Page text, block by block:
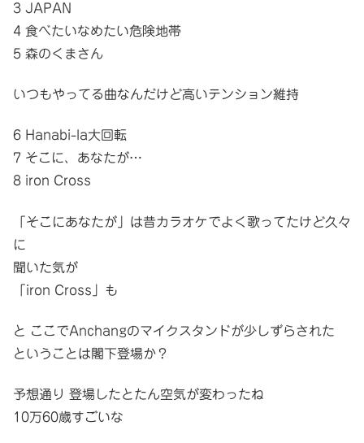
3 JAPAN
4 食べたいなめたい危険地帯
5 森のくまさん
いつもやってる曲なんだけど高いテンション維持
6 Hanabi-la大回転
7 そこに、あなたが…
8 iron Cross
「そこにあなたが」は昔カラオケでよく歌ってたけど久々
に
聞いた気が
「iron Cross」も
と ここでAnchangのマイクスタンドが少しずらされた
ということは閣下登場か？
予想通り 登場したとたん空気が変わったね
10万60歳すごいな